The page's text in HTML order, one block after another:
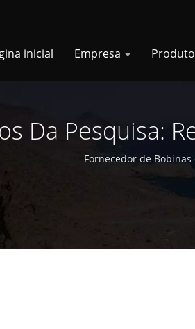
inicial Empresa
Da Pesquisa:
E Buzinas
Fornecedor de